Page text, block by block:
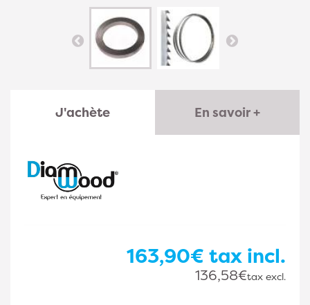
J'achète En savoir +
163,90€ tax incl.
136,58€tax excl.